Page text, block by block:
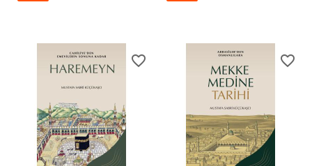
favorite_border favorite_border